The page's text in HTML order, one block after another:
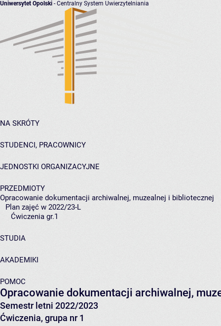
Uniwersytet Opolski - Centralny System Uwierzytelniania
NA SKRÓTY
STUDENCI, PRACOWNICY
JEDNOSTKI ORGANIZACYJNE
PRZEDMIOTY
Opracowanie dokumentacji archiwalnej, muzealnej i bibliotecznej
Plan zajęć w 2022/23-L
Ćwiczenia gr.1
STUDIA
AKADEMIKI
POMOC
Opracowanie dokumentacji archiwalnej,
Semestr letni 2022/2023
Ćwiczenia, grupa nr 1